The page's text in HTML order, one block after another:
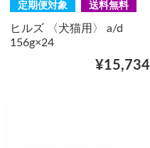
定期便対象 送料無料
ヒルズ 〈犬猫用〉 a/d
156g×24
¥15,734